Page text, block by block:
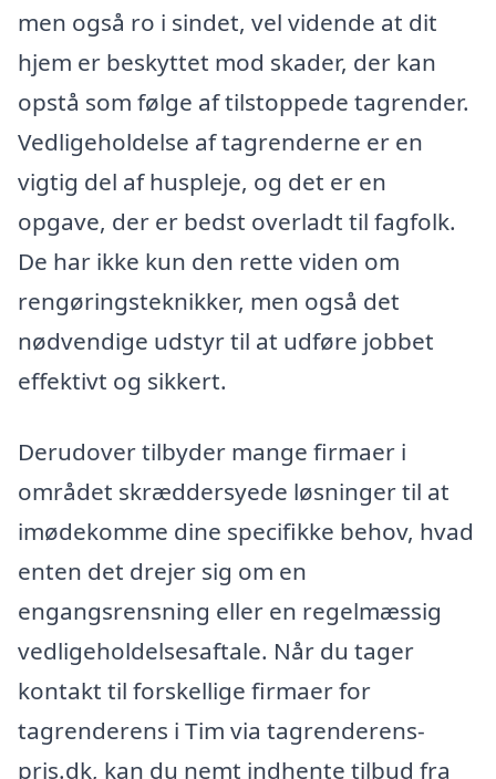
men også ro i sindet, vel vidende at dit
hjem er beskyttet mod skader, der kan
opstå som følge af tilstoppede tagrender.
Vedligeholdelse af tagrenderne er en
vigtig del af huspleje, og det er en
opgave, der er bedst overladt til fagfolk.
De har ikke kun den rette viden om
rengøringsteknikker, men også det
nødvendige udstyr til at udføre jobbet
effektivt og sikkert.
Derudover tilbyder mange firmaer i
området skræddersyede løsninger til at
imødekomme dine specifikke behov, hvad
enten det drejer sig om en
engangsrensning eller en regelmæssig
vedligeholdelsesaftale. Når du tager
kontakt til forskellige firmaer for
tagrenderens i Tim via tagrenderens-
pris.dk, kan du nemt indhente tilbud fra